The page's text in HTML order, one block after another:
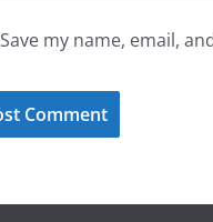
Save my name, email,